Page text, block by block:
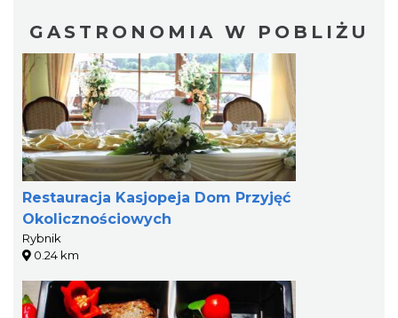
GASTRONOMIA W POBLIŻU
Restauracja Kasjopeja Dom Przyjęć
Okolicznościowych
Rybnik
0.24 km